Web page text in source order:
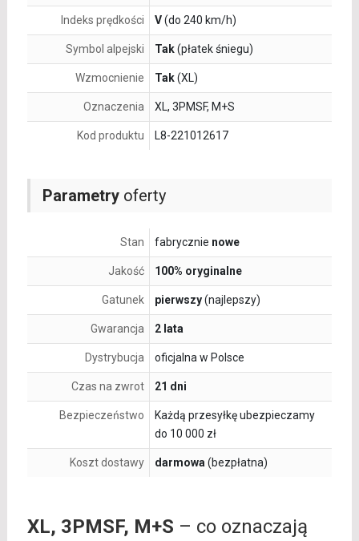
Parametryoferty
Stan fabrycznie nowe
Jakość 100% oryginalne
Gatunek pierwszy(najlepszy)
Gwarancja 2 lata
Dystrybucja oficjalna w Polsce
Czas na zwrot 21 dni
Bezpieczeństwo
Każdą przesyłkę ubezpieczamy
do 10 000 zł
Koszt dostawy darmowa (bezpłatna)
Indeks prędkości V(do 240 km/h)
Symbol alpejski Tak(płatek śniegu)
Wzmocnienie Tak(XL)
Oznaczenia XL, 3PMSF, M+S
Kod produktu L8-221012617
XL, 3PMSF, M+S – co oznaczają